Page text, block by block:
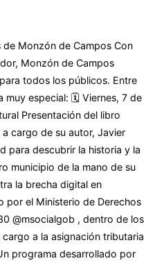
de Monzón de Campos Con
Monzón de Campos
todos los públicos. Entre
muy especial: 🗓 Viernes, 7 de
Presentación del libro
cargo de su autor, Javier
para descubrir la historia y la
municipio de la mano de su
la brecha digital en
por el Ministerio de Derechos
@msocialgob , dentro de los
a la asignación tributaria
programa desarrollado por